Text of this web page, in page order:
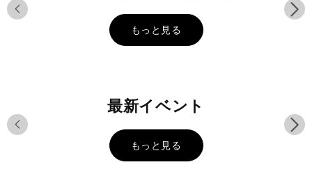
もっと見る
最新イベント
もっと見る